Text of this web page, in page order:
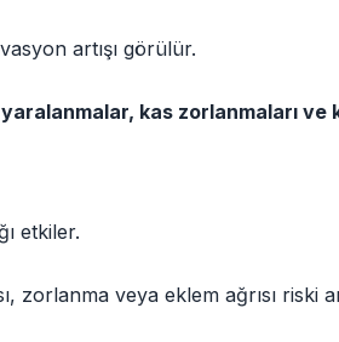
artışı görülür.
yaralanmalar, kas zorlanmaları ve
etkiler.
zorlanma veya eklem ağrısı riski